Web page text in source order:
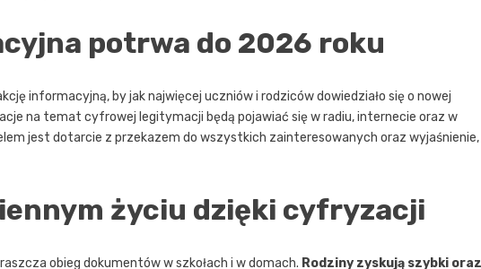
potrwa do 2026 roku
informacyjną, by jak najwięcej uczniów i rodziców dowiedziało się o nowej
na temat cyfrowej legitymacji będą pojawiać się w radiu, internecie oraz w
jest dotarcie z przekazem do wszystkich zainteresowanych oraz wyjaśnienie,
życiu dzięki cyfryzacji
obieg dokumentów w szkołach i w domach. Rodziny zyskują szybki oraz